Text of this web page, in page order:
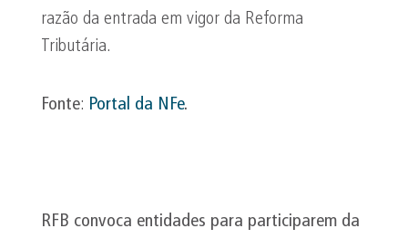
razão da entrada em vigor da Reforma
Tributária.
Fonte: Portal da NFe.
RFB convoca entidades para participarem da